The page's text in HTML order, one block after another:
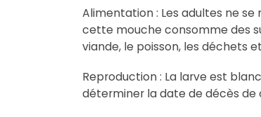
Alimentation : Les adultes ne
cette mouche consomme des
viande, le poisson, les déchets
Reproduction : La larve est
déterminer la date de décès de